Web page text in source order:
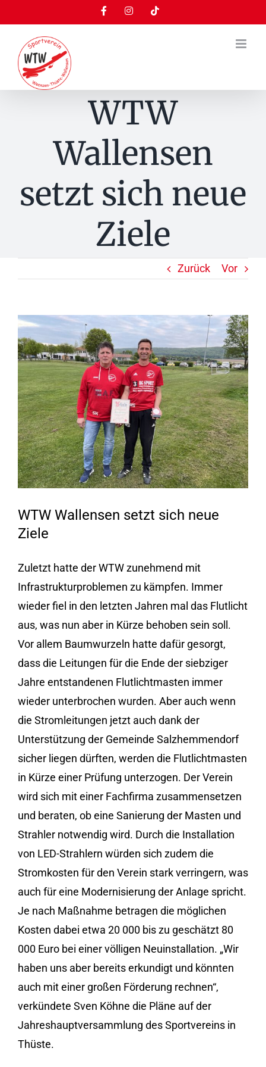
Inhalt
springen
FacebookInstagramTiktok
WTW
Wallensen
setzt sich neue
Ziele
Zurück Vor
Zeige
grösseres
Bild
WTW Wallensen setzt sich neue
Ziele
Zuletzt hatte der WTW zunehmend mit
Infrastrukturproblemen zu kämpfen. Immer
wieder fiel in den letzten Jahren mal das Flutlicht
aus, was nun aber in Kürze behoben sein soll.
Vor allem Baumwurzeln hatte dafür gesorgt,
dass die Leitungen für die Ende der siebziger
Jahre entstandenen Flutlichtmasten immer
wieder unterbrochen wurden. Aber auch wenn
die Stromleitungen jetzt auch dank der
Unterstützung der Gemeinde Salzhemmendorf
sicher liegen dürften, werden die Flutlichtmasten
in Kürze einer Prüfung unterzogen. Der Verein
wird sich mit einer Fachfirma zusammensetzen
und beraten, ob eine Sanierung der Masten und
Strahler notwendig wird. Durch die Installation
von LED-Strahlern würden sich zudem die
Stromkosten für den Verein stark verringern, was
auch für eine Modernisierung der Anlage spricht.
Je nach Maßnahme betragen die möglichen
Kosten dabei etwa 20 000 bis zu geschätzt 80
000 Euro bei einer völligen Neuinstallation. „Wir
haben uns aber bereits erkundigt und könnten
auch mit einer großen Förderung rechnen“,
verkündete Sven Köhne die Pläne auf der
Jahreshauptversammlung des Sportvereins in
Thüste.